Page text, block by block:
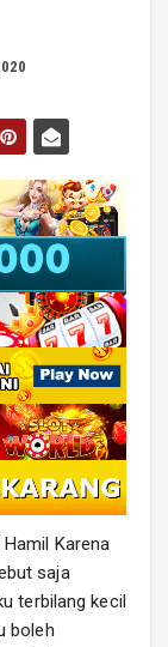
Karena
saja
terbilang kecil
boleh